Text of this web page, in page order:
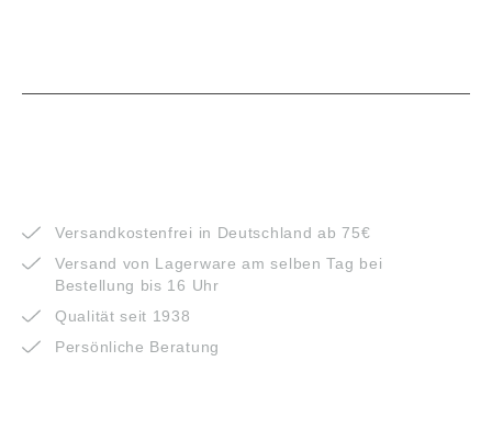
Versandkostenfrei in Deutschland ab 75€
Versand von Lagerware am selben Tag bei
Bestellung bis 16 Uhr
Qualität seit 1938
Persönliche Beratung